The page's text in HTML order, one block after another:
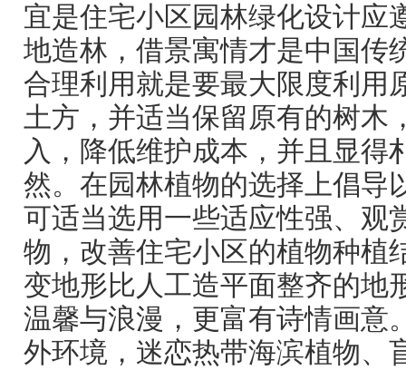
宜是住宅小区园林绿化设计应
地造林，借景寓情才是中国传
合理利用就是要最大限度利用
土方，并适当保留原有的树木
入，降低维护成本，并且显得
然。在园林植物的选择上倡导
可适当选用一些适应性强、观
物，改善住宅小区的植物种植
变地形比人工造平面整齐的地
温馨与浪漫，更富有诗情画意
外环境，迷恋热带海滨植物、